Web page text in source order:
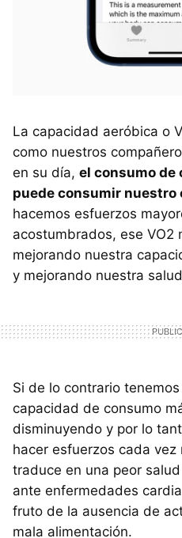
La capacidad aeróbica o
como nuestros
en su día, el consumo de
puede consumir nuestro
hacemos esfuerzos
acostumbrados, ese VO2
mejorando nuestra
y mejorando nuestra
Si de lo contrario
capacidad de consumo
disminuyendo y por lo
hacer esfuerzos cada vez
traduce en una peor
ante enfermedades
fruto de la ausencia de
mala alimentación.